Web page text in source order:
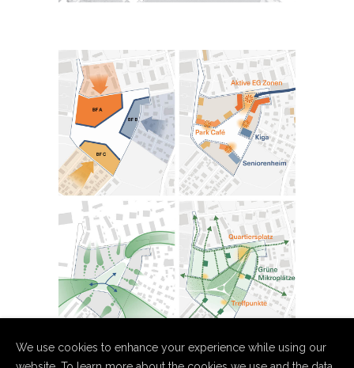
We use cookies to enhance your experience while using our